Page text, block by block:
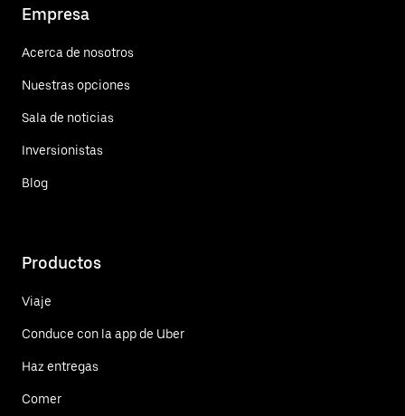
Empresa
Acerca de nosotros
Nuestras opciones
Sala de noticias
Inversionistas
Blog
Productos
Viaje
Conduce con la app de Uber
Haz entregas
Comer